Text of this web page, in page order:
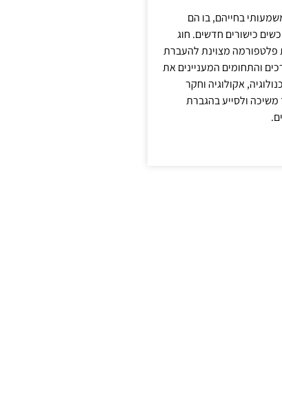
בחייהם, בו הם
כישורים חדשים. חוג
פלטפורמה מצוינת להעברת
והתחומים המעניינים את
אקולוגיה וחקר
משיכה ולסייע בהגברת